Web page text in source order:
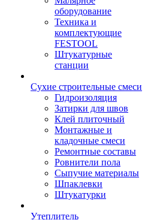
оборудование
Техника и
комплектующие
FESTOOL
Штукатурные
станции
Сухие строительные смеси
Гидроизоляция
Затирки для швов
Клей плиточный
Монтажные и
кладочные смеси
Ремонтные составы
Ровнители пола
Сыпучие материалы
Шпаклевки
Штукатурки
Утеплитель